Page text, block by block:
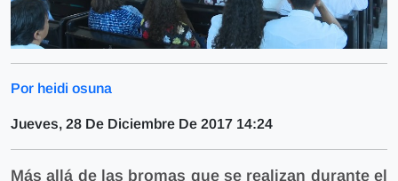
Por heidi osuna
Jueves, 28 De Diciembre De 2017 14:24
Más allá de las bromas que se realizan durante el